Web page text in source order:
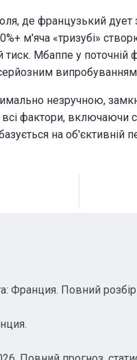
де французький дует
м'яча «тризубі»
Мбаппе у
серйозним
незручною,
фактори, включаючи
на об'єктивній
Повний розбір